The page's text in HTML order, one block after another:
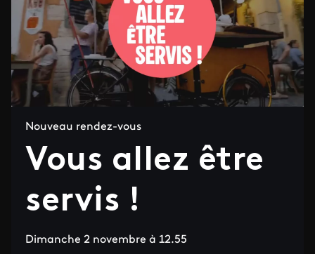
Nouveau rendez-vous
Vous allez être
servis !
Dimanche 2 novembre à 12.55